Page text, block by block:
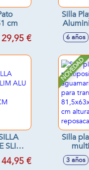
cm
29,95 €
Silla Playa
5
6 años
SLIM
44,95 €
NOVEDAD
Silla
3 años